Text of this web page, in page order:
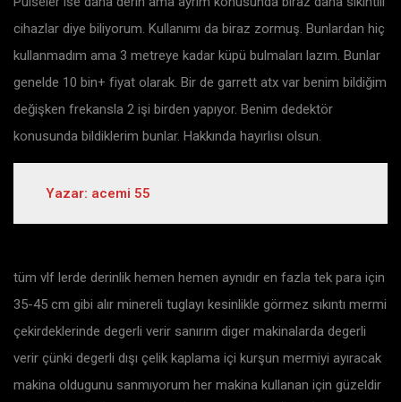
cihazlar diye biliyorum. Kullanımı da biraz zormuş. Bunlardan hiç
kullanmadım ama 3 metreye kadar küpü bulmaları lazım. Bunlar
genelde 10 bin+ fiyat olarak. Bir de garrett atx var benim bildiğim
değişken frekansla 2 işi birden yapıyor. Benim dedektör
konusunda bildiklerim bunlar. Hakkında hayırlısı olsun.
Yazar: acemi 55
tüm vlf lerde derinlik hemen hemen aynıdır en fazla tek para için
35-45 cm gibi alır minereli tuglayı kesinlikle görmez sıkıntı mermi
çekirdeklerinde degerli verir sanırım diger makinalarda degerli
verir çünki degerli dışı çelik kaplama içi kurşun mermiyi ayıracak
makina oldugunu sanmıyorum her makina kullanan için güzeldir